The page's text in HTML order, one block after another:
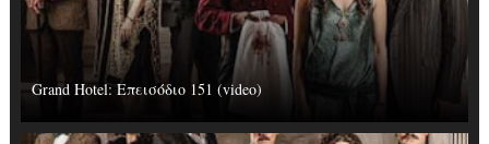
Grand Hotel: Επεισόδιο 151 (video)